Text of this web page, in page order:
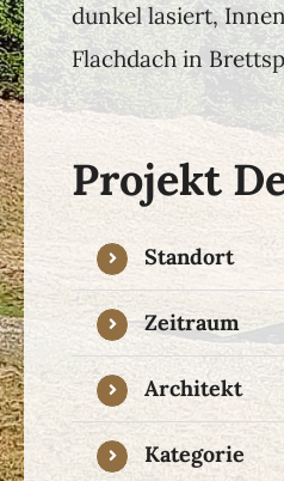
dunkel lasiert,
Flachdach in
Projekt
Standort
Zeitraum
Architekt
Kategorie